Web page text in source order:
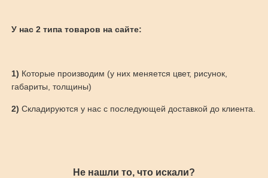
У нас 2 типа товаров на сайте:
1) Которые производим (у них меняется цвет, рисунок,
габариты, толщины)
2) Складируются у нас с последующей доставкой до клиента.
Не нашли то, что искали?